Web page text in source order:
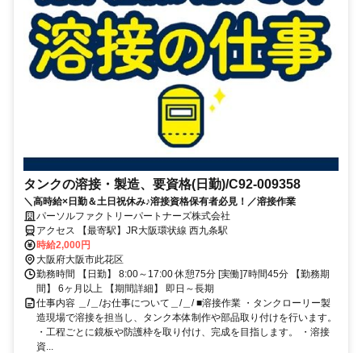
タンクの溶接・製造、要資格(日勤)/C92-009358
＼高時給×日勤＆土日祝休み♪溶接資格保有者必見！／溶接作業
パーソルファクトリーパートナーズ株式会社
アクセス 【最寄駅】JR大阪環状線 西九条駅
時給2,000円
大阪府大阪市此花区
勤務時間 【日勤】 8:00～17:00 休憩75分 [実働]7時間45分 【勤務期
間】 6ヶ月以上 【期間詳細】 即日～長期
仕事内容 ＿/＿/お仕事について＿/＿/ ■溶接作業 ・タンクローリー製
造現場で溶接を担当し、タンク本体制作や部品取り付けを行います。
・工程ごとに鏡板や防護枠を取り付け、完成を目指します。 ・溶接
資...